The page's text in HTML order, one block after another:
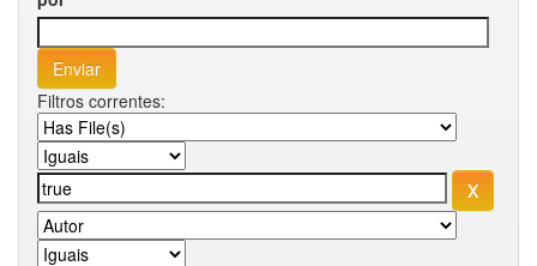
Filtros correntes: